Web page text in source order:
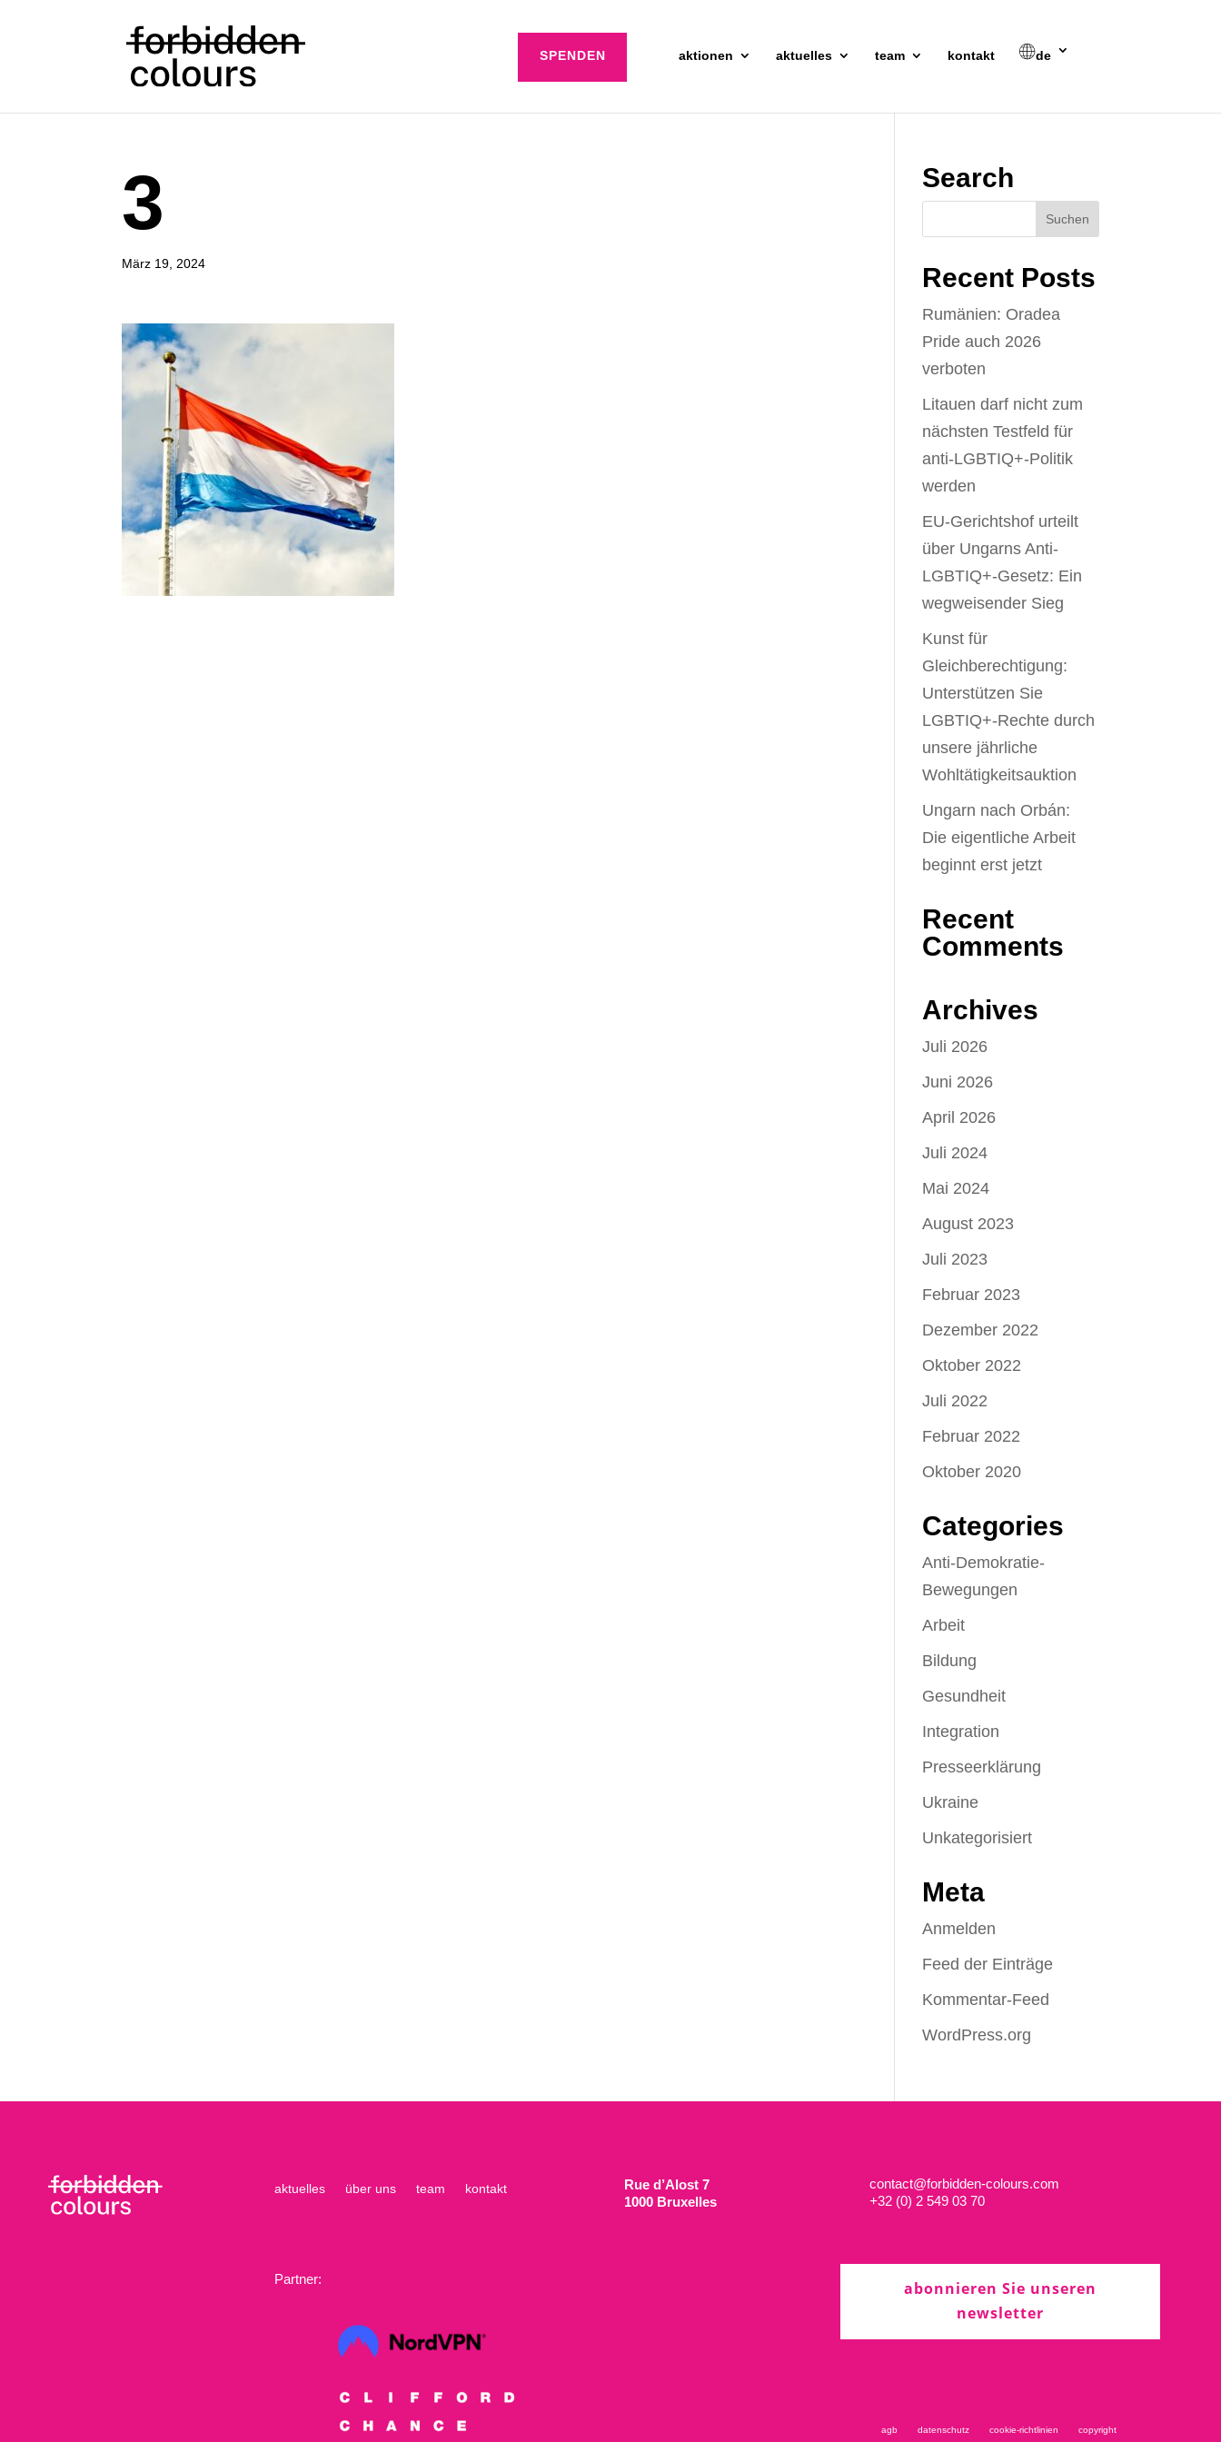
SPENDEN aktionen aktuelles team kontakt de
3
März 19, 2024
Search
Recent Posts
Rumänien: Oradea
Pride auch 2026
verboten
Litauen darf nicht zum
nächsten Testfeld für
anti-LGBTIQ+-Politik
werden
EU-Gerichtshof urteilt
über Ungarns Anti-
LGBTIQ+-Gesetz: Ein
wegweisender Sieg
Kunst für
Gleichberechtigung:
Unterstützen Sie
LGBTIQ+-Rechte durch
unsere jährliche
Wohltätigkeitsauktion
Ungarn nach Orbán:
Die eigentliche Arbeit
beginnt erst jetzt
Recent
Comments
Archives
Juli 2026
Juni 2026
April 2026
Juli 2024
Mai 2024
August 2023
Juli 2023
Februar 2023
Dezember 2022
Oktober 2022
Juli 2022
Februar 2022
Oktober 2020
Categories
Anti-Demokratie-
Bewegungen
Arbeit
Bildung
Gesundheit
Integration
Presseerklärung
Ukraine
Unkategorisiert
Meta
Anmelden
Feed der Einträge
Kommentar-Feed
WordPress.org
aktuelles über uns team kontakt
Partner:
Rue d’Alost 7
1000 Bruxelles
contact@forbidden-colours.com
+32 (0) 2 549 03 70
abonnieren Sie unseren
newsletter
agb datenschutz cookie-richtlinien copyright